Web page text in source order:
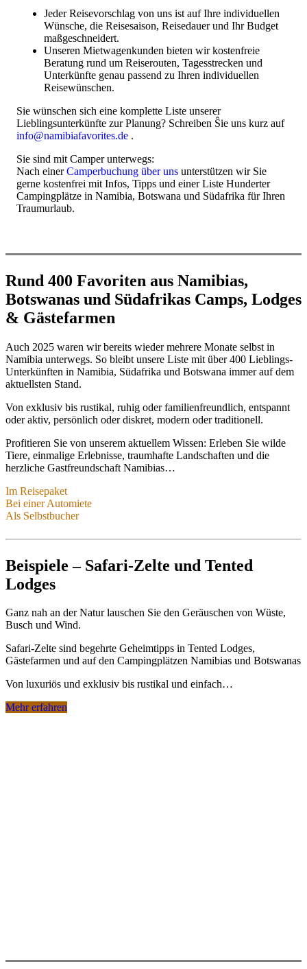
Jeder Reisevorschlag von uns ist auf Ihre individuellen
Wünsche, die Reisesaison, Reisedauer und Ihr Budget
maßgeschneidert.
Unseren Mietwagenkunden bieten wir kostenfreie
Beratung rund um Reiserouten, Tagesstrecken und
Unterkünfte genau passend zu Ihren individuellen
Reisewünschen.
Sie wünschen sich eine komplette Liste unserer
Lieblingsunterkünfte zur Planung? Schreiben Ŝie uns kurz auf
info@namibiafavorites.de .
Sie sind mit Camper unterwegs:
Nach einerCamperbuchung über uns unterstützen wir Sie
gerne kostenfrei mit Infos, Tipps und einer Liste Hunderter
Campingplätze in Namibia, Botswana und Südafrika für Ihren
Traumurlaub.
Rund 400 Favoriten aus Namibias,
Botswanas und Südafrikas Camps, Lodges
& Gästefarmen
Auch 2025 waren wir bereits wieder mehrere Monate selbst in
Namibia unterwegs. So bleibt unsere Liste mit über 400 Lieblings-
Unterkünften in Namibia, Südafrika und Botswana immer auf dem
aktuellsten Stand.
Von exklusiv bis rustikal, ruhig oder familienfreundlich, entspannt
oder aktiv, persönlich oder diskret, modern oder traditionell.
Profitieren Sie von unserem aktuellem Wissen: Erleben Sie wilde
Tiere, einmalige Erlebnisse, traumhafte Landschaften und die
herzliche Gastfreundschaft Namibias…
Im Reisepaket
komfortabel.
Ihr Ansprechpartner ist vor, während und nach der Reise für Sie da:
Unser Team
Im Reisepaket
Bei einer Automiete
Buchen Sie einfach Camper oder Mietwagen über uns.
Danach stehen wir Ihnen flexibel und kostenfrei mit unseren
Premium-Leistungen
Bei einer Automiete
Falls Sie später Mietwagen oder Reise über uns buchen, rechnen wir
Ihre Gebühren gerne an.
Premium-Leistungen
Als Selbstbucher
Beispiele – Safari-Zelte und Tented
Lodges
Ganz nah an der Natur lauschen Sie den Geräuschen von Wüste,
Busch und Wind.
Safari-Zelte sind begehrte Geheimtipps in Tented Lodges,
Gästefarmen und auf den Campingplätzen Namibias und Botswanas
Von luxuriös und exklusiv bis rustikal und einfach…
Mehr erfahren